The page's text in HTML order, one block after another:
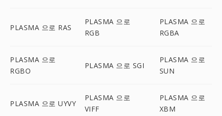
PLASMA 으로 RAS
PLASMA 으로
RGB
PLASMA 으로
RGBA
PLASMA 으로
RGBO
PLASMA 으로 SGI
PLASMA 으로
SUN
PLASMA 으로 UYVY
PLASMA 으로
VIFF
PLASMA 으로
XBM